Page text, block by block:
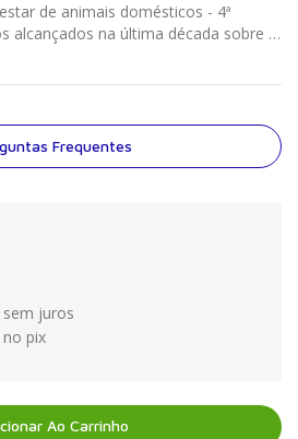
de animais domésticos - 4ª
alcançados na última década sobre o
não só para
Frequentes
sem juros
pix
Ao Carrinho